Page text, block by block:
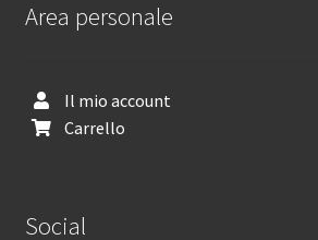
Area personale
Il mio account
Carrello
Social